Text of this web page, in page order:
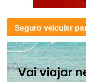
Seguro veicular